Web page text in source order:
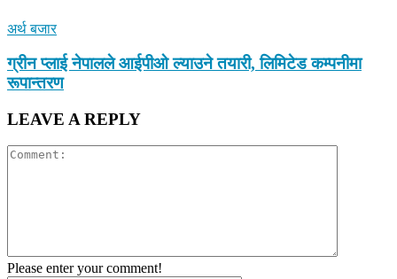
अर्थ बजार
ग्रीन प्लाई नेपालले आईपीओ ल्याउने तयारी, लिमिटेड कम्पनीमा
रूपान्तरण
LEAVE A REPLY
Please enter your comment!